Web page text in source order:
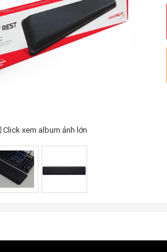
Click xem album ảnh lớn